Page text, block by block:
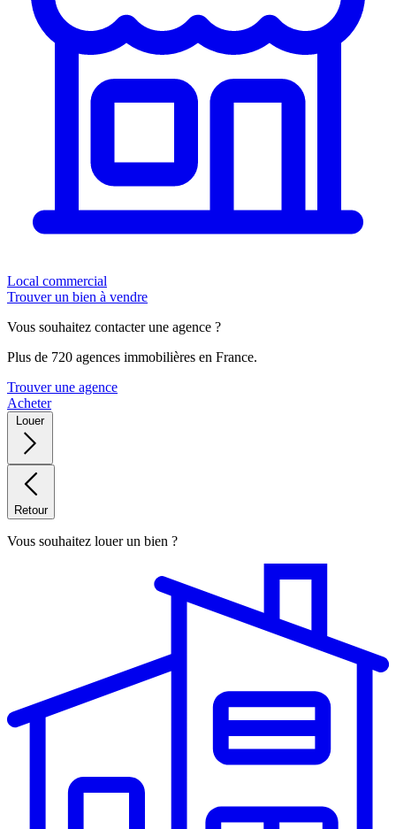
Local commercial
Trouver un bien à vendre
Vous souhaitez contacter une agence ?
Plus de 720 agences immobilières en France.
Trouver une agence
Acheter
Louer
Retour
Vous souhaitez louer un bien ?